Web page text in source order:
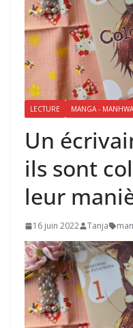
LECTURE MANGA -
Un
ils sont
leur
16 juin 2022 Tanja